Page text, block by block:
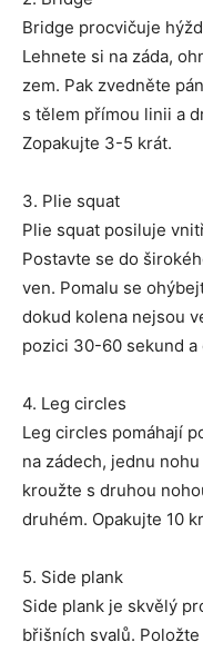
Bridge procvičuje
Lehnete si na záda,
zem. Pak zvedněte
s tělem přímou linii a
Zopakujte 3-5 krát.
3. Plie squat
Plie squat posiluje
Postavte se do
ven. Pomalu se
dokud kolena nejsou
pozici 30-60 sekund
4. Leg circles
Leg circles pomáhají
na zádech, jednu
kroužte s druhou
druhém. Opakujte 10
5. Side plank
Side plank je skvělý
břišních svalů.